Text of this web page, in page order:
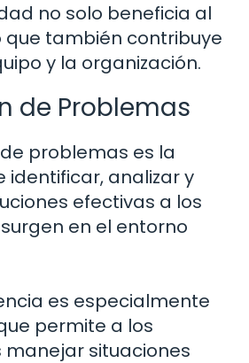
no solo beneficia al
que también contribuye
y la organización.
de Problemas
problemas es la
analizar y
efectivas a los
en el entorno
es especialmente
permite a los
manejar situaciones